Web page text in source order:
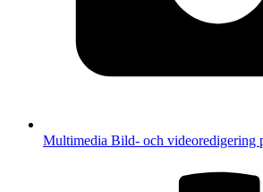
Multimedia Bild- och videoredigering